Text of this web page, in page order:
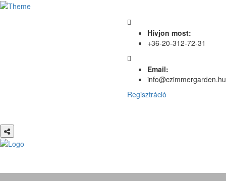
Hívjon most:
+36-20-312-72-31
Email:
info@czimmergarden.hu
Regisztráció